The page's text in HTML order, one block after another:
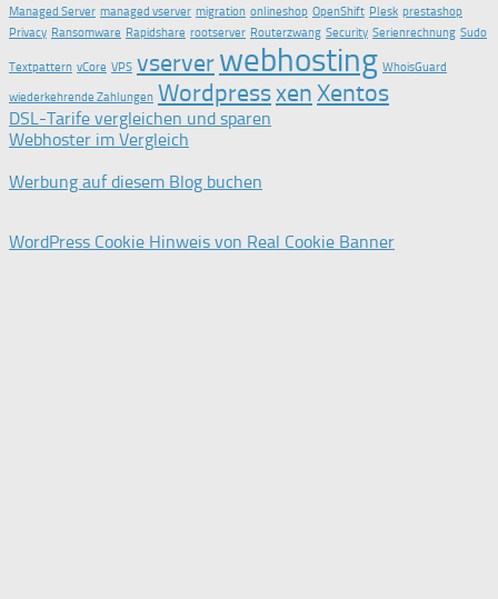
Managed Server managed vserver migration onlineshop OpenShift Plesk prestashop
Privacy Ransomware Rapidshare rootserver Routerzwang Security Serienrechnung Sudo
Textpattern vCore VPS vserverwebhosting WhoisGuard
wiederkehrende Zahlungen WordpressxenXentos
DSL-Tarife vergleichen und sparen
Webhoster im Vergleich
Werbung auf diesem Blog buchen
WordPress Cookie Hinweis von Real Cookie Banner